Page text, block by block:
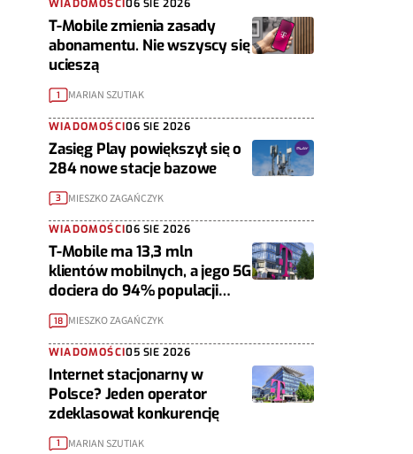
WIADOMOŚCI06 SIE 2026
T-Mobile zmienia zasady
abonamentu. Nie wszyscy się
ucieszą
1 MARIAN SZUTIAK
WIADOMOŚCI06 SIE 2026
Zasięg Play powiększył się o
284 nowe stacje bazowe
3 MIESZKO ZAGAŃCZYK
WIADOMOŚCI06 SIE 2026
T-Mobile ma 13,3 mln
klientów mobilnych, a jego 5G
dociera do 94% populacji
Polski
18 MIESZKO ZAGAŃCZYK
WIADOMOŚCI05 SIE 2026
Internet stacjonarny w
Polsce? Jeden operator
zdeklasował konkurencję
1 MARIAN SZUTIAK